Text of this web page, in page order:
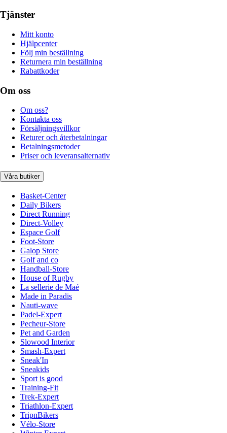
Tjänster
Mitt konto
Hjälpcenter
Följ min beställning
Returnera min beställning
Rabattkoder
Om oss
Om oss?
Kontakta oss
Försäljningsvillkor
Returer och återbetalningar
Betalningsmetoder
Priser och leveransalternativ
Våra butiker
Basket-Center
Daily Bikers
Direct Running
Direct-Volley
Espace Golf
Foot-Store
Galop Store
Golf and co
Handball-Store
House of Rugby
La sellerie de Maé
Made in Paradis
Nauti-wave
Padel-Expert
Pecheur-Store
Pet and Garden
Slowood Interior
Smash-Expert
Sneak'In
Sneakids
Sport is good
Training-Fit
Trek-Expert
Triathlon-Expert
TripnBikers
Vélo-Store